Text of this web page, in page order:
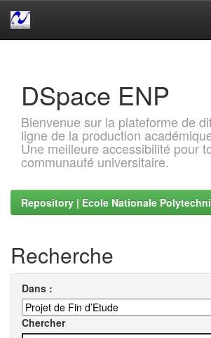
DSpace ENP
Bienvenue sur la plateforme de
ligne de la production
Une meilleure accessibilité pour
communauté universitaire.
Repository | Ecole Nationale
Recherche
Dans :
Chercher